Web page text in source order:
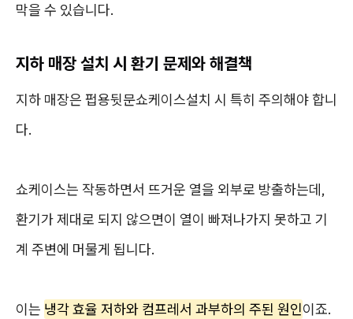
막을 수 있습니다.
지하 매장 설치 시 환기 문제와 해결책
지하 매장은 펍용뒷문쇼케이스설치 시 특히 주의해야 합니
다.
쇼케이스는 작동하면서 뜨거운 열을 외부로 방출하는데,
환기가 제대로 되지 않으면이 열이 빠져나가지 못하고 기
계 주변에 머물게 됩니다.
이는 냉각 효율 저하와 컴프레서 과부하의 주된 원인이죠.